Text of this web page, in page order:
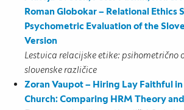
Roman Globokar – Relational Ethics
Psychometric Evaluation of the
Version
Lestvica relacijske etike: psihometrično
slovenske različice
Zoran Vaupot – Hiring Lay Faithful
Church: Comparing HRM Theory